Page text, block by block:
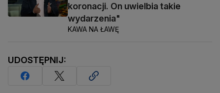
koronacji. On uwielbia takie
wydarzenia"
KAWA NA ŁAWĘ
UDOSTĘPNIJ: